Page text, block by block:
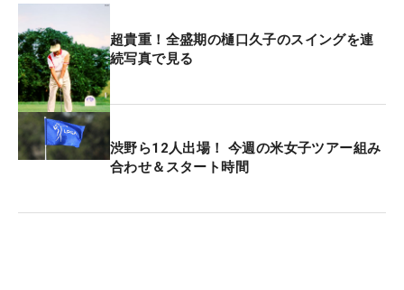
超貴重！全盛期の樋口久子のスイングを連
続写真で見る
渋野ら12人出場！ 今週の米女子ツアー組み
合わせ＆スタート時間